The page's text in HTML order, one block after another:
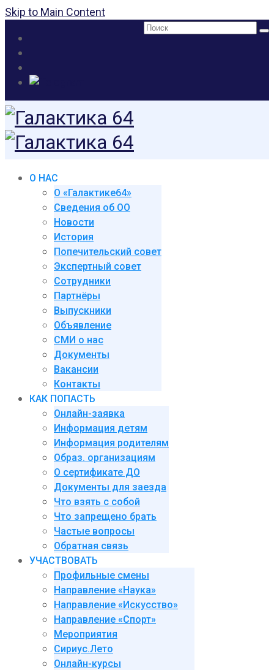
Skip to Main Content
Поиск:
О НАС
О «Галактике64»
Сведения об ОО
Новости
История
Попечительский совет
Экспертный совет
Сотрудники
Партнёры
Выпускники
Объявление
СМИ о нас
Документы
Вакансии
Контакты
КАК ПОПАСТЬ
Онлайн-заявка
Информация детям
Информация родителям
Образ. организациям
О сертификате ДО
Документы для заезда
Что взять с собой
Что запрещено брать
Частые вопросы
Обратная связь
УЧАСТВОВАТЬ
Профильные смены
Направление «Наука»
Направление «Искусство»
Направление «Спорт»
Мероприятия
Сириус.Лето
Онлайн-курсы